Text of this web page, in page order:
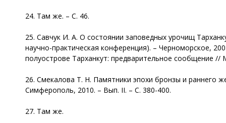
24. Там же. – С. 46.
25. Савчук И. А. О состоянии заповедных урочищ
научно-практическая конференция). – Черноморское,
полуострове Тарханкут: предварительное сообщение
26. Смекалова Т. Н. Памятники эпохи бронзы и раннего
Симферополь, 2010. – Вып. II. – С. 380-400.
27. Там же.